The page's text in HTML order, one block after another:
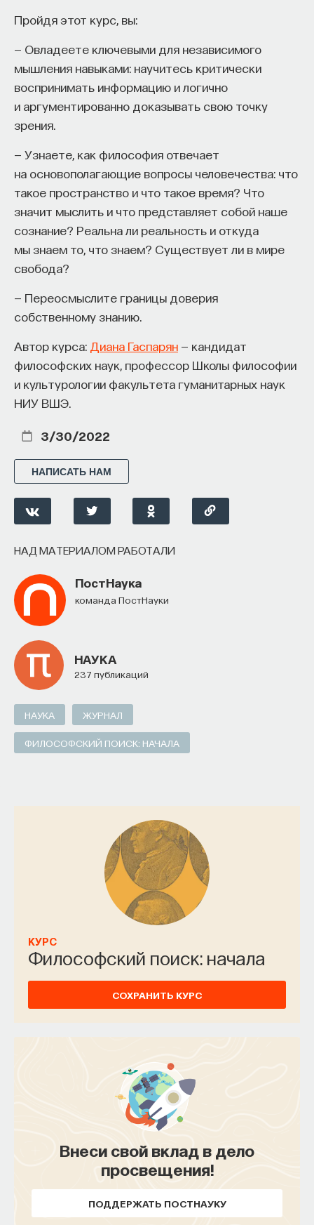
Пройдя этот курс, вы:
— Овладеете ключевыми для независимого
мышления навыками: научитесь критически
воспринимать информацию и логично
и аргументированно доказывать свою точку
зрения.
— Узнаете, как философия отвечает
на основополагающие вопросы человечества: что
такое пространство и что такое время? Что
значит мыслить и что представляет собой наше
сознание? Реальна ли реальность и откуда
мы знаем то, что знаем? Существует ли в мире
свобода?
— Переосмыслите границы доверия
собственному знанию.
Автор курса: Диана Гаспарян — кандидат
философских наук, профессор Школы философии
и культурологии факультета гуманитарных наук
НИУ ВШЭ.
3/30/2022
НАПИСАТЬ НАМ
НАД МАТЕРИАЛОМ РАБОТАЛИ
ПостНаука
команда ПостНауки
НАУКА
237 публикаций
НАУКА ЖУРНАЛ
ФИЛОСОФСКИЙ ПОИСК: НАЧАЛА
КУРС
Философский поиск: начала
СОХРАНИТЬ КУРС
Внеси свой вклад в дело
просвещения!
ПОДДЕРЖАТЬ ПОСТНАУКУ